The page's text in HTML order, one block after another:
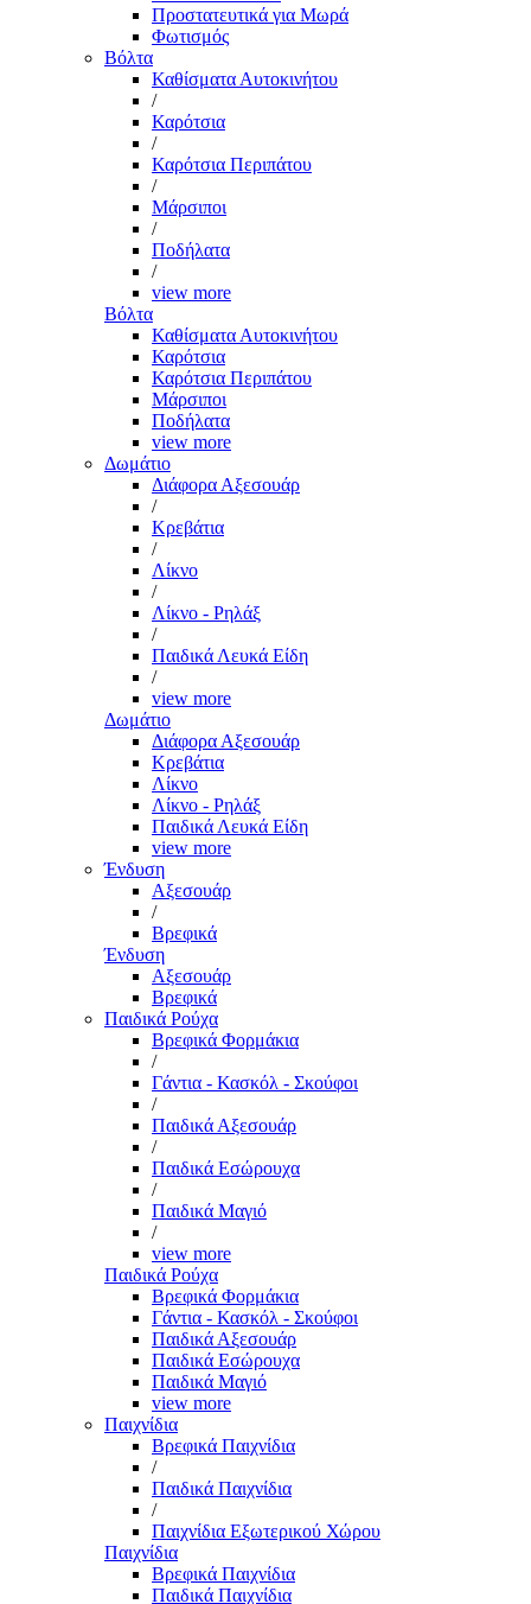
Προστατευτικά για Μωρά
Φωτισμός
Βόλτα
Καθίσματα Αυτοκινήτου
/
Καρότσια
/
Καρότσια Περιπάτου
/
Μάρσιποι
/
Ποδήλατα
/
view more
Βόλτα
Καθίσματα Αυτοκινήτου
Καρότσια
Καρότσια Περιπάτου
Μάρσιποι
Ποδήλατα
view more
Δωμάτιο
Διάφορα Αξεσουάρ
/
Κρεβάτια
/
Λίκνο
/
Λίκνο - Ρηλάξ
/
Παιδικά Λευκά Είδη
/
view more
Δωμάτιο
Διάφορα Αξεσουάρ
Κρεβάτια
Λίκνο
Λίκνο - Ρηλάξ
Παιδικά Λευκά Είδη
view more
Ένδυση
Αξεσουάρ
/
Βρεφικά
Ένδυση
Αξεσουάρ
Βρεφικά
Παιδικά Ρούχα
Βρεφικά Φορμάκια
/
Γάντια - Κασκόλ - Σκούφοι
/
Παιδικά Αξεσουάρ
/
Παιδικά Εσώρουχα
/
Παιδικά Μαγιό
/
view more
Παιδικά Ρούχα
Βρεφικά Φορμάκια
Γάντια - Κασκόλ - Σκούφοι
Παιδικά Αξεσουάρ
Παιδικά Εσώρουχα
Παιδικά Μαγιό
view more
Παιχνίδια
Βρεφικά Παιχνίδια
/
Παιδικά Παιχνίδια
/
Παιχνίδια Εξωτερικού Χώρου
Παιχνίδια
Βρεφικά Παιχνίδια
Παιδικά Παιχνίδια